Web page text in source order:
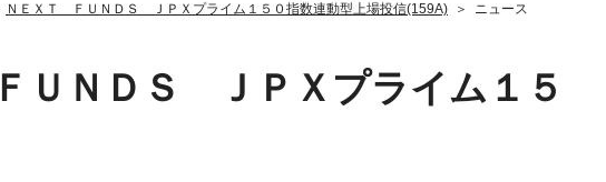
ＮＥＸＴ ＦＵＮＤＳ ＪＰＸプライム１５０指数連動型上場投信(159A) ニュース
ＵＮＤＳ ＪＰＸプライム１５